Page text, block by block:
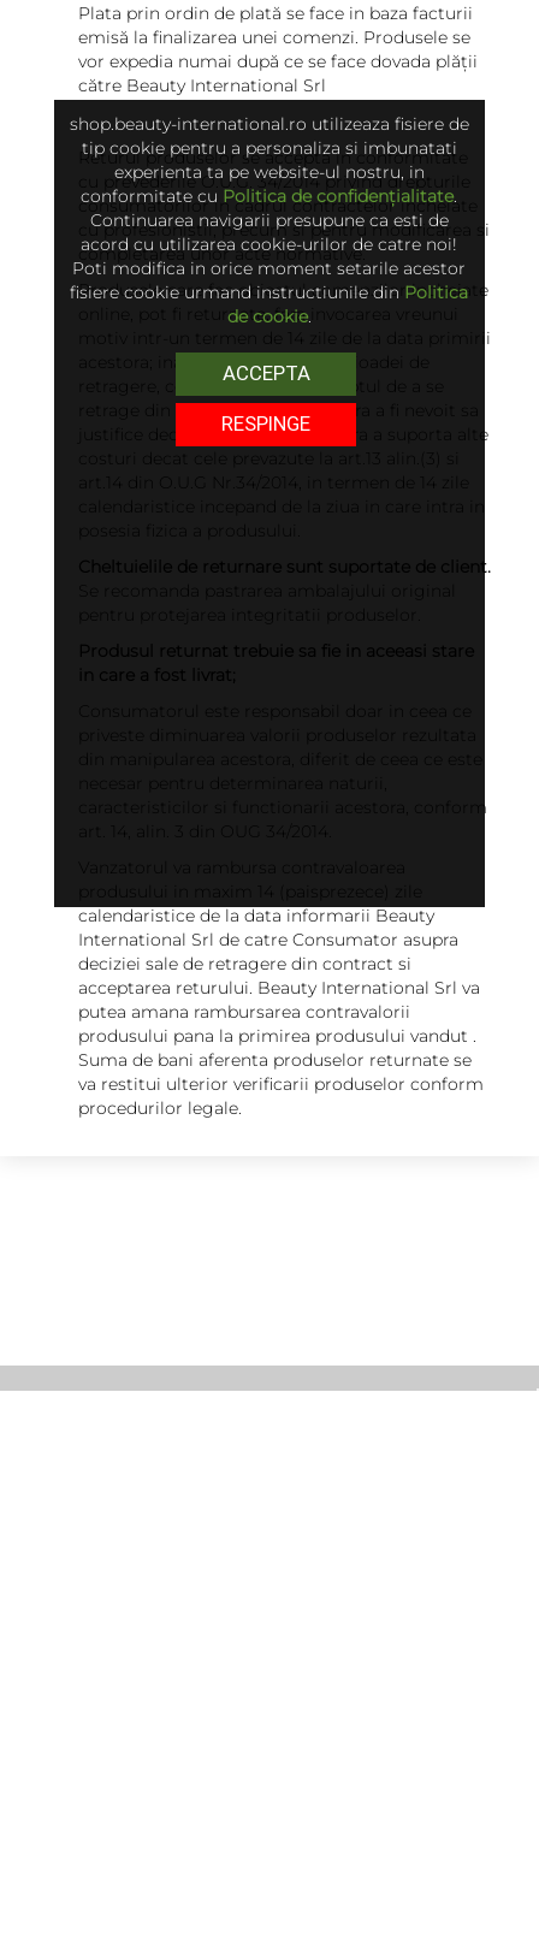
Plata prin ordin de plată se face in baza facturii
emisă la finalizarea unei comenzi. Produsele se
vor expedia numai după ce se face dovada plății
către Beauty International Srl
Returul produselor se accepta in conformitate
cu prevederile O.U.G. 34/2014 privind drepturile
consumatorilor in cadrul contractelor incheiate
cu profesionistii, precum si pentru modificarea si
completarea unor acte normative.
Produsele care fac obiectul comenzilor incheiate
online, pot fi returnate, fara invocarea vreunui
motiv intr-un termen de 14 zile de la data primirii
acestora; inainte de expirarea perioadei de
retragere, consumatorul are dreptul de a se
retrage din prezentul contract, fara a fi nevoit sa
justifice decizia de retragere si fara a suporta alte
costuri decat cele prevazute la art.13 alin.(3) si
art.14 din O.U.G Nr.34/2014, in termen de 14 zile
calendaristice incepand de la ziua in care intra in
posesia fizica a produsului.
Cheltuielile de returnare sunt suportate de client.
Se recomanda pastrarea ambalajului original
pentru protejarea integritatii produselor.
Produsul returnat trebuie sa fie in aceeasi stare
in care a fost livrat;
Consumatorul este responsabil doar in ceea ce
priveste diminuarea valorii produselor rezultata
din manipularea acestora, diferit de ceea ce este
necesar pentru determinarea naturii,
caracteristicilor si functionarii acestora, conform
art. 14, alin. 3 din OUG 34/2014.
produsului in maxim 14 (paisprezece) zile
calendaristice de la data informarii Beauty
International Srl de catre Consumator asupra
deciziei sale de retragere din contract si
acceptarea returului. Beauty International Srl va
putea amana rambursarea contravalorii
produsului pana la primirea produsului vandut .
Suma de bani aferenta produselor returnate se
va restitui ulterior verificarii produselor conform
procedurilor legale.
shop.beauty-international.ro utilizeaza fisiere de
tip cookie pentru a personaliza si imbunatati
experienta ta pe website-ul nostru, in
conformitate cu Politica de confidențialitate.
Continuarea navigarii presupune ca esti de
acord cu utilizarea cookie-urilor de catre noi!
Poti modifica in orice moment setarile acestor
fisiere cookie urmand instructiunile din Politica
de cookie.
ACCEPTA
RESPINGE